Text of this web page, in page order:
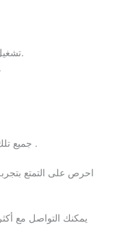
تشغيل على مدار الساعة طوال أيام الأسبوع.
مشغل وسائط مضمن لادارة المحتوى .
جميع تلك المميزات على سبيل المثال لا الحصر .
احرص على التمتع
يمكنك التواصل مع